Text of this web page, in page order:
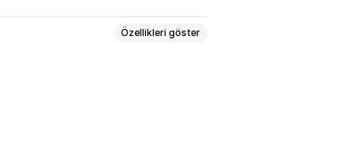
Özellikleri göster